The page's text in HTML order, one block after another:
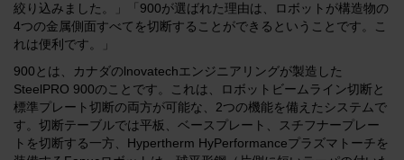
絞り込みました。」「900が選ばれた理由は、ロボットが構造物の
4つの金属側面すべてを切断することができるということです。こ
れは便利です。」
900とは、カナダのlnovatechエンジニアリングが製造した
SteelPRO 900のことです。これは、ロボットビームライン切断と
標準プレート切断の両方が可能な、2つの機能を備えたシステムで
す。切断テーブルでは平板、ベースプレート、スチフナープレー
トを切断する一方、Hypertherm HyPerformanceプラズマトーチを